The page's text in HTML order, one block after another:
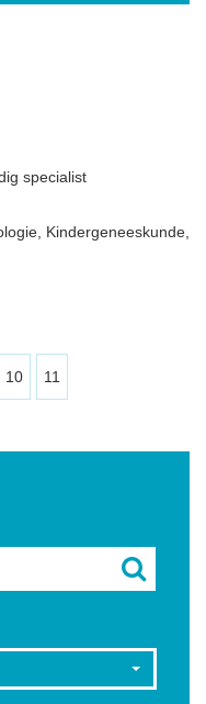
specialist
Kindergeneeskunde,
10 11